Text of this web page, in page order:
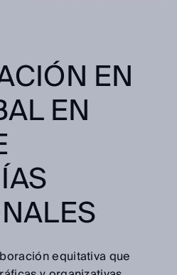
EN
EN
equitativa que